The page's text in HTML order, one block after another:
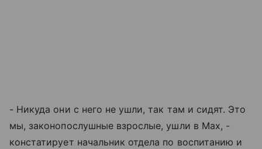
- Никуда они с него не ушли, так там и сидят. Это
мы, законопослушные взрослые, ушли в Max, -
констатирует начальник отдела по воспитанию и